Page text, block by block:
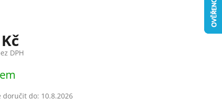
DPH
doručit do: 10.8.2026